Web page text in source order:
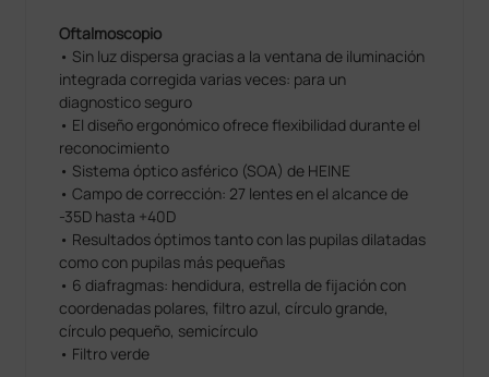
Oftalmoscopio
• Sin luz dispersa gracias a la ventana de iluminación
integrada corregida varias veces: para un
diagnostico seguro
• El diseño ergonómico ofrece flexibilidad durante el
reconocimiento
• Sistema óptico asférico (SOA) de HEINE
• Campo de corrección: 27 lentes en el alcance de
-35D hasta +40D
• Resultados óptimos tanto con las pupilas dilatadas
como con pupilas más pequeñas
• 6 diafragmas: hendidura, estrella de fijación con
coordenadas polares, filtro azul, círculo grande,
círculo pequeño, semicírculo
• Filtro verde